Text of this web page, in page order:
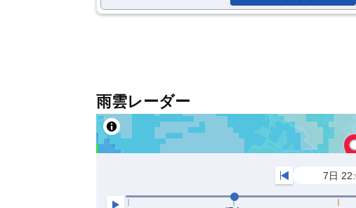
雨雲レーダー